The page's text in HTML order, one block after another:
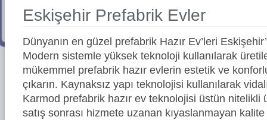
Eskişehir Prefabrik Evler
Dünyanın en güzel prefabrik Hazır Ev’leri
Modern sistemle yüksek teknoloji kullanılarak
mükemmel prefabrik hazır evlerin estetik ve
çıkarın. Kaynaksız yapı teknolojisi kullanılarak
Karmod prefabrik hazır ev teknolojisi üstün nitelikli
satış sonrası hizmete uzanan kıyaslanmayan kalite